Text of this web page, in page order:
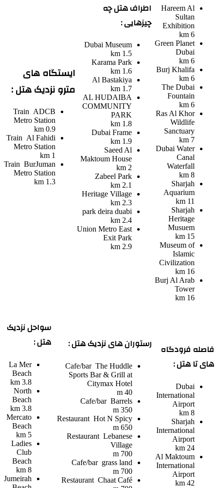
Hareem Al
Sultan
Exhibition
6 km
Green Planet
Dubai
6 km
Burj Khalifa
6 km
The Dubai
Fountain
6 km
Ras Al Khor
Wildlife
Sanctuary
7 km
Dubai Water
Canal
Waterfall
8 km
Sharjah
Aquarium
11 km
Sharjah
Heritage
Musuem
15 km
Museum of
Islamic
Civilization
16 km
Burj Al Arab
Tower
16 km
اطراف هتل چه
چیزهایی :
Dubai Museum
1.5 km
Karama Park
1.6 km
Al Bastakiya
1.7 km
AL HUDAIBA
COMMUNITY
PARK
1.8 km
Dubai Frame
1.9 km
Saeed Al
Maktoum House
2 km
Zabeel Park
2.1 km
Heritage Village
2.3 km
park deira duabi
2.4 km
Union Metro East
Exit Park
2.9 km
ایستگاه های
مترو نزدیک هتل :
Train ADCB
Metro Station
0.9 km
Train Al Fahidi
Metro Station
1 km
Train BurJuman
Metro Station
1.3 km
فاصله فرودگاه
های تا هتل :
Dubai
International
Airport
8 km
Sharjah
International
Airport
24 km
Al Maktoum
International
Airport
42 km
رستوران های نزدیک هتل :
Cafe/bar The Huddle
Sports Bar & Grill at
Citymax Hotel
40 m
Cafe/bar Barrels
350 m
Restaurant Hot N Spicy
650 m
Restaurant Lebanese
Village
700 m
Cafe/bar grass land
700 m
Restaurant Chaat Café
سواحل نزدیک
هتل :
La Mer
Beach
3.8 km
North
Beach
3.8 km
Mercato
Beach
5 km
Ladies
Club
Beach
8 km
Jumeirah